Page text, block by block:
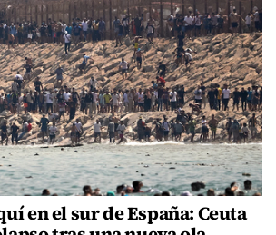
en el sur de España: Ceuta